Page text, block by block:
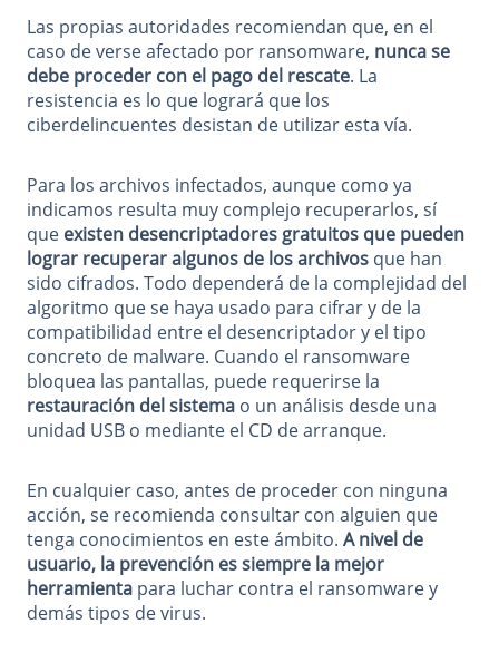
Las propias autoridades recomiendan que, en el
caso de verse afectado por ransomware, nunca se
debe proceder con el pago del rescate. La
resistencia es lo que logrará que los
ciberdelincuentes desistan de utilizar esta vía.
Para los archivos infectados, aunque como ya
indicamos resulta muy complejo recuperarlos, sí
que existen desencriptadores gratuitos que pueden
lograr recuperar algunos de los archivos que han
sido cifrados. Todo dependerá de la complejidad del
algoritmo que se haya usado para cifrar y de la
compatibilidad entre el desencriptador y el tipo
concreto de malware. Cuando el ransomware
bloquea las pantallas, puede requerirse la
restauración del sistema o un análisis desde una
unidad USB o mediante el CD de arranque.
En cualquier caso, antes de proceder con ninguna
acción, se recomienda consultar con alguien que
tenga conocimientos en este ámbito. A nivel de
usuario, la prevención es siempre la mejor
herramienta para luchar contra el ransomware y
demás tipos de virus.